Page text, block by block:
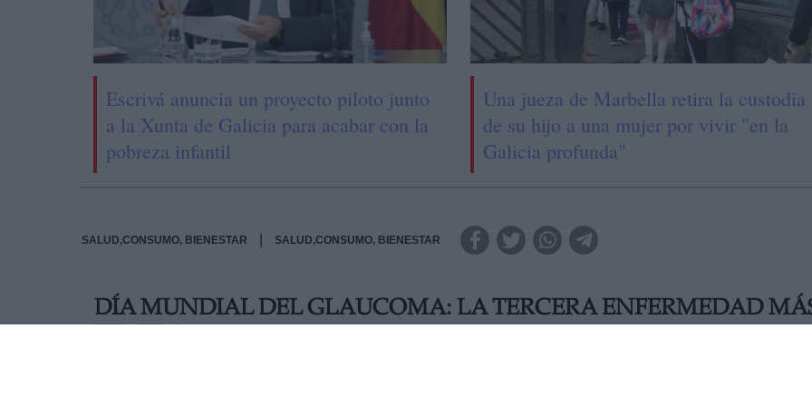
Escrivá anuncia un proyecto piloto junto
a la Xunta de Galicia para acabar con la
pobreza infantil
Una jueza de Marbella retira la custodia
de su hijo a una mujer por vivir "en la
Galicia profunda"
SALUD,CONSUMO, BIENESTAR SALUD,CONSUMO, BIENESTAR
DÍA MUNDIAL DEL GLAUCOMA: LA TERCERA ENFERMEDAD